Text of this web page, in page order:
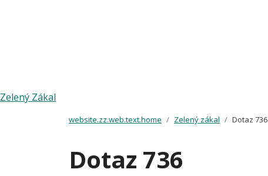
Zelený Zákal
website.zz.web.text.home Zelený zákal Dotaz 736
Dotaz 736